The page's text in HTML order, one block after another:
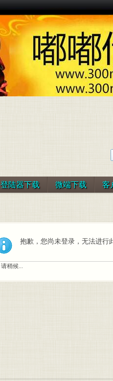
登陆器下载 微端下载 客
抱歉，您尚未登录，无法进行
请稍候...